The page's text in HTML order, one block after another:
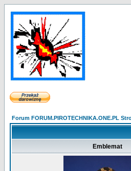
Forum FORUM.PIROTECHNIKA.ONE.PL
Emblemat